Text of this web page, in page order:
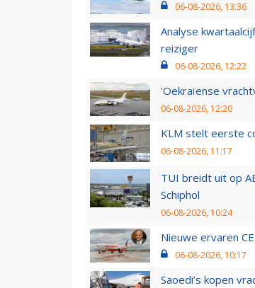
06-08-2026, 13:36
Analyse
reiziger
06-08-2026, 12:22
'Oekraïense
06-08-2026, 12:20
KLM stelt eerste
06-08-2026, 11:17
TUI breidt uit op
Schiphol
06-08-2026, 10:24
Nieuwe ervaren
06-08-2026, 10:17
Saoedi’s kopen